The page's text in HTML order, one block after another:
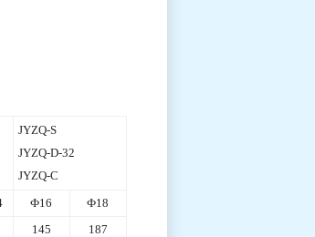
JYZQ-S
JYZQ-D-32
JYZQ-C
Ф16
Ф18
145
187